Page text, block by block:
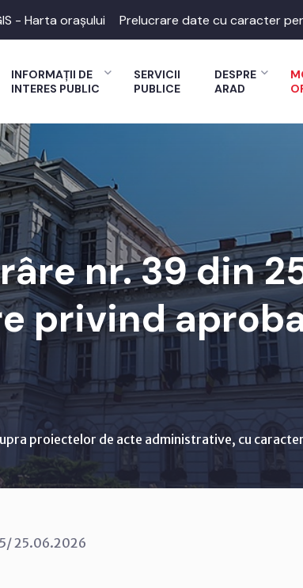
- Harta orașului Prelucrare date cu caracter
INFORMAȚII DE
INTERES PUBLIC
SERVICII
PUBLICE
DESPRE
ARAD
nr. 39 din
privind
proiectelor de acte administrative, cu
25.06.2026